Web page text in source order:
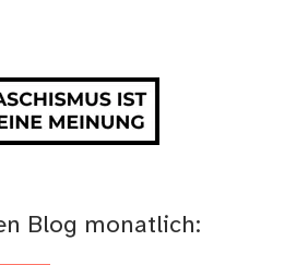
Blog monatlich: